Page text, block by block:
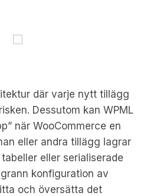
där varje nytt tillägg
Dessutom kan WPML
när WooCommerce en
eller andra tillägg lagrar
eller serialiserade
konfiguration av
och översätta det